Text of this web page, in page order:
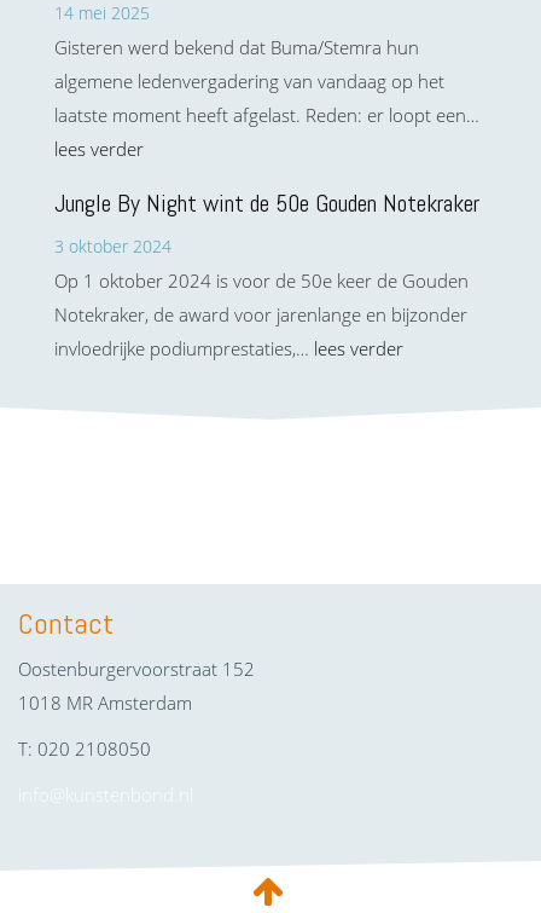
14 mei 2025
Gisteren werd bekend dat Buma/Stemra hun
algemene ledenvergadering van vandaag op het
laatste moment heeft afgelast. Reden: er loopt een…
lees verder
Jungle By Night wint de 50e Gouden Notekraker
3 oktober 2024
Op 1 oktober 2024 is voor de 50e keer de Gouden
Notekraker, de award voor jarenlange en bijzonder
invloedrijke podiumprestaties,… lees verder
Contact
Oostenburgervoorstraat 152
1018 MR Amsterdam
T: 020 2108050
info@kunstenbond.nl